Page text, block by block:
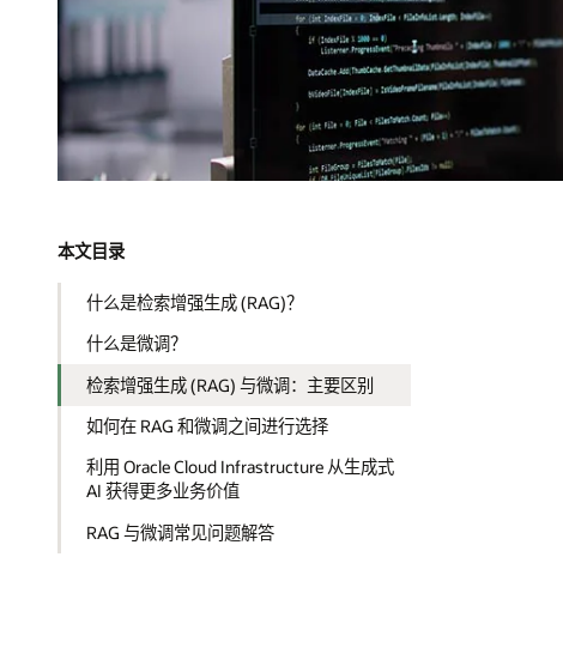
本文目录
什么是检索增强生成 (RAG)？
什么是微调？
检索增强生成 (RAG) 与微调：主要区别
如何在 RAG 和微调之间进行选择
利用 Oracle Cloud Infrastructure 从生成式
AI 获得更多业务价值
RAG 与微调常见问题解答